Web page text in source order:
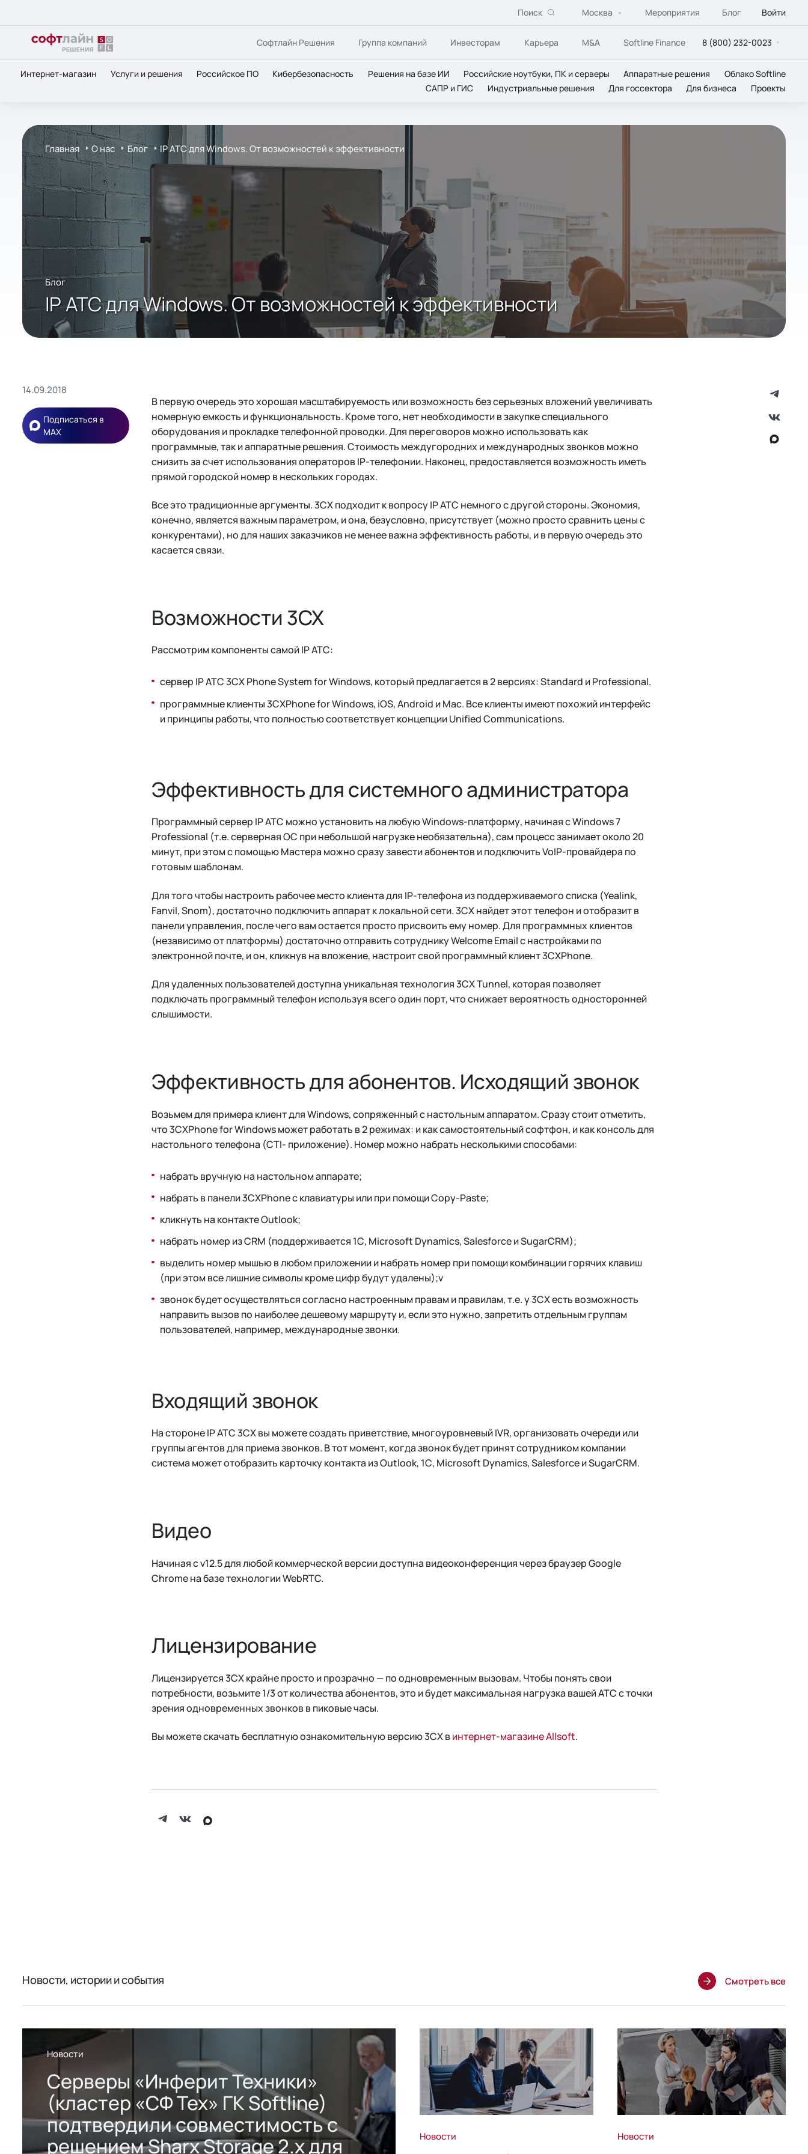
Поиск Москва Мероприятия Блог Войти
Софтлайн Решения Группа компаний Инвесторам Карьера M&A Softline Finance 8 (800) 232-0023
Интернет-магазин Услуги и решения Российское ПО Кибербезопасность Решения на базе ИИ Российские ноутбуки, ПК и серверы Аппаратные решения
Облако Softline
САПР и ГИС
Индустриальные решения Для госсектора Для бизнеса Проекты
Главная О нас Блог IP АТС для Windows. От возможностей к эффективности
Блог
IP АТС для Windows. От возможностей к эффективности
14.09.2018
Подписаться в
MAX
В первую очередь это хорошая масштабируемость или возможность без серьезных вложений увеличивать
номерную емкость и функциональность. Кроме того, нет необходимости в закупке специального
оборудования и прокладке телефонной проводки. Для переговоров можно использовать как
программные, так и аппаратные решения. Стоимость междугородних и международных звонков можно
снизить за счет использования операторов IP-телефонии. Наконец, предоставляется возможность иметь
прямой городской номер в нескольких городах.
Все это традиционные аргументы. 3CX подходит к вопросу IP АТС немного с другой стороны. Экономия,
конечно, является важным параметром, и она, безусловно, присутствует (можно просто сравнить цены с
конкурентами), но для наших заказчиков не менее важна эффективность работы, и в первую очередь это
касается связи.
Возможности 3CX
Рассмотрим компоненты самой IР АТС:
сервер IP АТС 3CX Phone System for Windows, который предлагается в 2 версиях: Standard и Professional.
программные клиенты 3CXPhone for Windows, iOS, Android и Mac. Все клиенты имеют похожий интерфейс
и принципы работы, что полностью соответствует концепции Unified Communications.
Эффективность для системного администратора
Программный сервер IP АТС можно установить на любую Windows-платформу, начиная с Windows 7
Professional (т.е. серверная ОС при небольшой нагрузке необязательна), сам процесс занимает около 20
минут, при этом с помощью Мастера можно сразу завести абонентов и подключить VoIP-провайдера по
готовым шаблонам.
Для того чтобы настроить рабочее место клиента для IP-телефона из поддерживаемого списка (Yealink,
Fanvil, Snom), достаточно подключить аппарат к локальной сети. 3CX найдет этот телефон и отобразит в
панели управления, после чего вам остается просто присвоить ему номер. Для программных клиентов
(независимо от платформы) достаточно отправить сотруднику Welcome Email с настройками по
электронной почте, и он, кликнув на вложение, настроит свой программный клиент 3CXPhone.
Для удаленных пользователей доступна уникальная технология 3CX Tunnel, которая позволяет
подключать программный телефон используя всего один порт, что снижает вероятность односторонней
слышимости.
Эффективность для абонентов. Исходящий звонок
Возьмем для примера клиент для Windows, сопряженный с настольным аппаратом. Сразу стоит отметить,
что 3CXPhone for Windows может работать в 2 режимах: и как самостоятельный софтфон, и как консоль для
настольного телефона (CTI- приложение). Номер можно набрать несколькими способами:
набрать вручную на настольном аппарате;
набрать в панели 3CXPhone с клавиатуры или при помощи Copy-Paste;
кликнуть на контакте Outlook;
набрать номер из CRM (поддерживается 1С, Microsoft Dynamics, Salesforce и SugarCRM);
выделить номер мышью в любом приложении и набрать номер при помощи комбинации горячих клавиш
(при этом все лишние символы кроме цифр будут удалены);v
звонок будет осуществляться согласно настроенным правам и правилам, т.е. у 3CX есть возможность
направить вызов по наиболее дешевому маршруту и, если это нужно, запретить отдельным группам
пользователей, например, международные звонки.
Входящий звонок
На стороне IP АТС 3CX вы можете создать приветствие, многоуровневый IVR, организовать очереди или
группы агентов для приема звонков. В тот момент, когда звонок будет принят сотрудником компании
система может отобразить карточку контакта из Outlook, 1С, Microsoft Dynamics, Salesforce и SugarCRM.
Видео
Начиная с v12.5 для любой коммерческой версии доступна видеоконференция через браузер Google
Chrome на базе технологии WebRTC.
Лицензирование
Лицензируется 3CX крайне просто и прозрачно — по одновременным вызовам. Чтобы понять свои
потребности, возьмите 1/3 от количества абонентов, это и будет максимальная нагрузка вашей АТС с точки
зрения одновременных звонков в пиковые часы.
Вы можете скачать бесплатную ознакомительную версию 3CX винтернет-магазине Allsoft.
Новости, истории и события Смотреть все
Новости
Серверы «Инферит Техники»
(кластер «СФ Тех» ГК Softline)
подтвердили совместимость с
решением Sharx Storage 2.x для
Новости
Новости